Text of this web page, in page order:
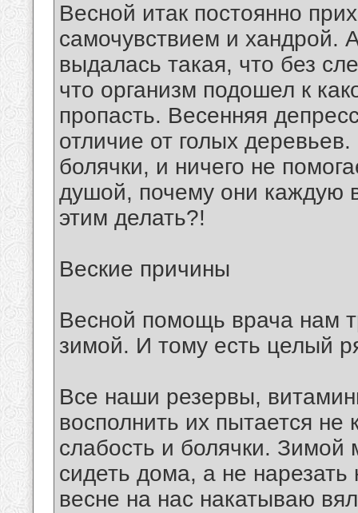
Весной итак постоянно
самочувствием и хандрой.
выдалась такая, что без
что организм подошел к
пропасть. Весенняя
отличие от голых
болячки, и ничего не
душой, почему они каждую
этим делать?!
Веские причины
Весной помощь врача нам
зимой. И тому есть целый
Все наши резервы,
восполнить их пытается
слабость и болячки.
сидеть дома, а не нарезать
весне на нас накатываю